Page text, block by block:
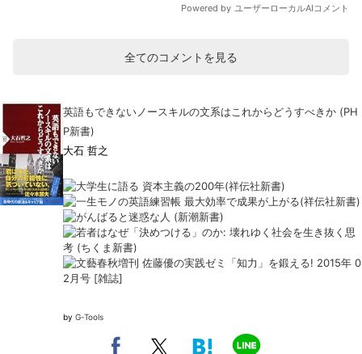
全てのコメントを見る
英語もできないノースキルの文系はこれからどうすべきか (PH
P新書)
大石 哲之
by G-Tools